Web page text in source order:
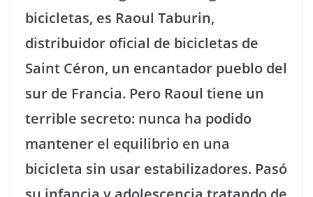
bicicletas, es Raoul Taburin,
distribuidor oficial de bicicletas de
Saint Céron, un encantador pueblo del
sur de Francia. Pero Raoul tiene un
terrible secreto: nunca ha podido
mantener el equilibrio en una
bicicleta sin usar estabilizadores. Pasó